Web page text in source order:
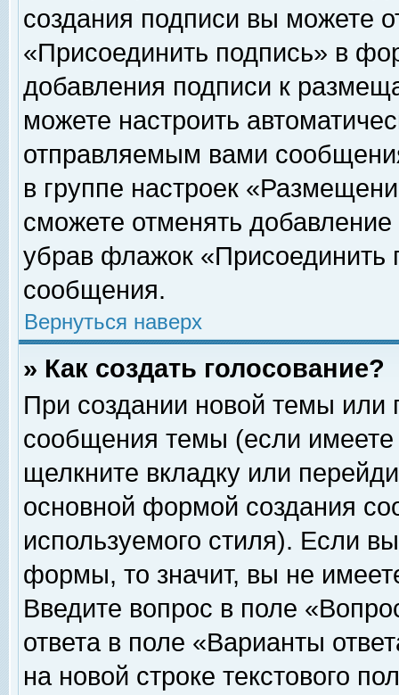
создания подписи вы можете
«Присоединить подпись» в
добавления подписи к
можете настроить
отправляемым вами
в группе настроек
сможете отменять
убрав флажок «Присоединить
сообщения.
Вернуться наверх
» Как создать голосование?
При создании новой темы или
сообщения темы (если
щелкните вкладку или
основной формой создания
используемого стиля). Если
формы, то значит, вы не
Введите вопрос в поле
ответа в поле «Варианты
на новой строке текстового